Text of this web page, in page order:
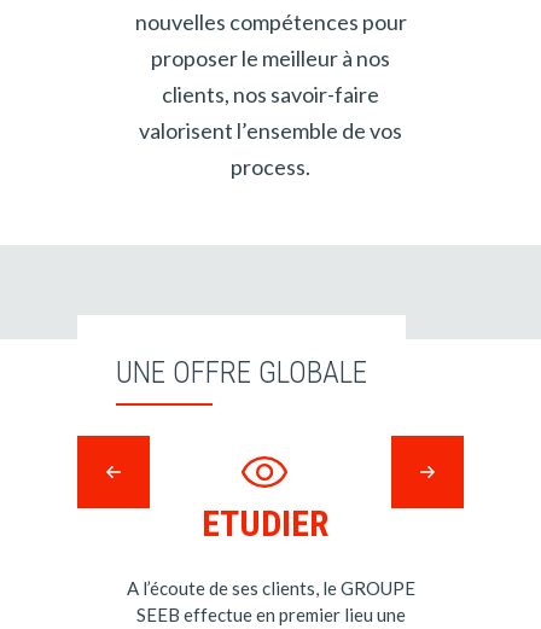
nouvelles compétences pour
proposer le meilleur à nos
clients, nos savoir-faire
valorisent l’ensemble de vos
process.
UNE OFFRE GLOBALE
ETUDIER
A l’écoute de ses clients, le GROUPE
SEEB effectue en premier lieu une